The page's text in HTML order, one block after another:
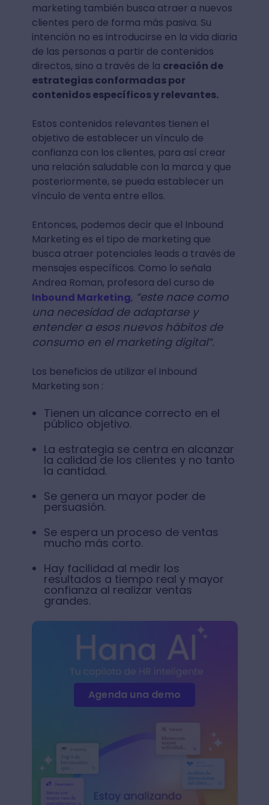
marketing también busca atraer a nuevos
clientes pero de forma más pasiva. Su
intención no es introducirse en la vida diaria
de las personas a partir de contenidos
directos, sino a través de la creación de
estrategias conformadas por
contenidos específicos y relevantes.
Estos contenidos relevantes tienen el
objetivo de establecer un vínculo de
confianza con los clientes, para así crear
una relación saludable con la marca y que
posteriormente, se pueda establecer un
vínculo de venta entre ellos.
Entonces, podemos decir que el Inbound
Marketing es el tipo de marketing que
busca atraer potenciales leads a través de
mensajes específicos. Como lo señala
Andrea Roman, profesora del curso de
Inbound Marketing, “este nace como
una necesidad de adaptarse y
entender a esos nuevos hábitos de
consumo en el marketing digital”.
Los beneficios de utilizar el Inbound
Marketing son :
Tienen un alcance correcto en el
público objetivo.
La estrategia se centra en alcanzar
la calidad de los clientes y no tanto
la cantidad.
Se genera un mayor poder de
persuasión.
Se espera un proceso de ventas
mucho más corto.
Hay facilidad al medir los
resultados a tiempo real y mayor
confianza al realizar ventas
grandes.
Agenda una demo